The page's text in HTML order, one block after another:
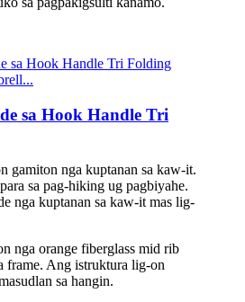
sa Hook Handle Tri
​​gamiton nga kuptanan sa kaw-it.
sa pag-hiking ug pagbiyahe.
nga kuptanan sa kaw-it mas lig-
nga orange fiberglass mid rib
frame. Ang istruktura lig-on
sa hangin.